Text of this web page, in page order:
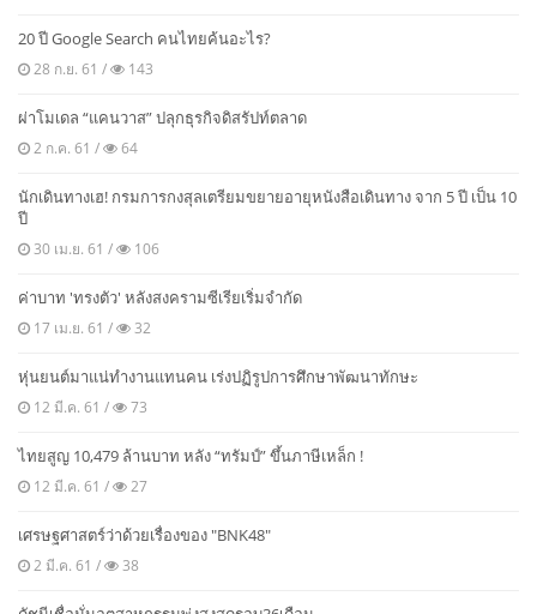
20 ปี Google Search คนไทยค้นอะไร?
28 ก.ย. 61 / 143
ผ่าโมเดล “แคนวาส” ปลุกธุรกิจดิสรัปท์ตลาด
2 ก.ค. 61 / 64
นักเดินทางเฮ! กรมการกงสุลเตรียมขยายอายุหนังสือเดินทาง จาก 5 ปี เป็น 10
ปี
30 เม.ย. 61 / 106
ค่าบาท 'ทรงตัว' หลังสงครามซีเรียเริ่มจำกัด
17 เม.ย. 61 / 32
หุ่นยนต์มาแน่ทำงานแทนคน เร่งปฏิรูปการศึกษาพัฒนาทักษะ
12 มี.ค. 61 / 73
ไทยสูญ 10,479 ล้านบาท หลัง “ทรัมป์” ขึ้นภาษีเหล็ก !
12 มี.ค. 61 / 27
เศรษฐศาสตร์ว่าด้วยเรื่องของ "BNK48"
2 มี.ค. 61 / 38